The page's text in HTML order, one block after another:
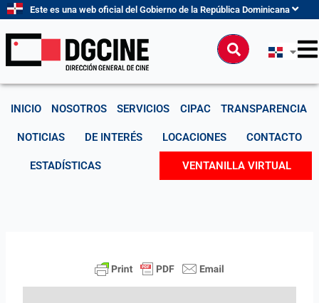
contenido
Este es una web oficial del Gobierno de la República Dominicana
Buscar
INICIO NOSOTROS SERVICIOS CIPAC TRANSPARENCIA
NOTICIAS DE INTERÉS LOCACIONES CONTACTO
ESTADÍSTICAS VENTANILLA VIRTUAL